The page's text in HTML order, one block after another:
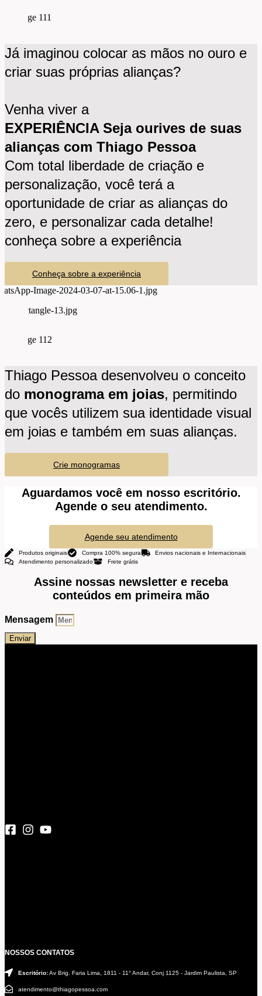
Já imaginou colocar as mãos no ouro e
criar suas próprias alianças?
Venha viver a
EXPERIÊNCIA Seja ourives de suas
alianças com Thiago Pessoa
Com total liberdade de criação e
personalização, você terá a
oportunidade de criar as alianças do
zero, e personalizar cada detalhe!
conheça sobre a experiência
Conheça sobre a experiência
Anéis de noivado
Thiago Pessoa desenvolveu o conceito
do monograma em joias, permitindo
que vocês utilizem sua identidade visual
em joias e também em suas alianças.
Crie monogramas
Aguardamos você em nosso escritório.
Agende o seu atendimento.
Agende seu atendimento
Produtos originais Compra 100% segura
Envios nacionais e Internacionais
Atendimento personalizado
Frete grátis
Assine nossas newsletter e receba
conteúdos em primeira mão
Mensagem
Enviar
NOSSOS CONTATOS
Escritório:Av Brig. Faria Lima, 1811 - 11° Andar, Conj 1125 - Jardim Paulista, SP
atendimento@thiagopessoa.com